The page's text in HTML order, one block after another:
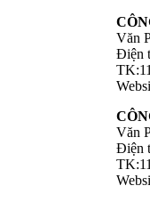
Văn
Điện
Văn
Điện